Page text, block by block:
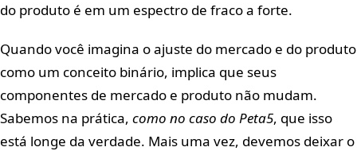
do produto é em um espectro de fraco a forte.
Quando você imagina o ajuste do mercado e do produto
como um conceito binário, implica que seus
componentes de mercado e produto não mudam.
Sabemos na prática, como no caso do Peta5, que isso
está longe da verdade. Mais uma vez, devemos deixar o